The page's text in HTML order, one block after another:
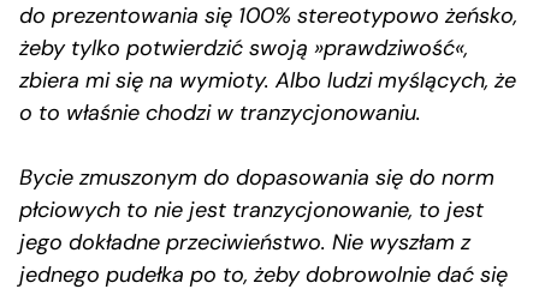
do prezentowania się 100% stereotypowo żeńsko,
żeby tylko potwierdzić swoją »prawdziwość«,
zbiera mi się na wymioty. Albo ludzi myślących, że
o to właśnie chodzi w tranzycjonowaniu.
Bycie zmuszonym do dopasowania się do norm
płciowych to nie jest tranzycjonowanie, to jest
jego dokładne przeciwieństwo. Nie wyszłam z
jednego pudełka po to, żeby dobrowolnie dać się